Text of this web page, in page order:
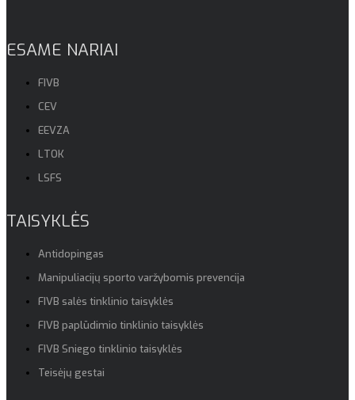
ESAME NARIAI
FIVB
CEV
EEVZA
LTOK
LSFS
TAISYKLĖS
Antidopingas
Manipuliacijų sporto varžybomis prevencija
FIVB salės tinklinio taisyklės
FIVB paplūdimio tinklinio taisyklės
FIVB Sniego tinklinio taisyklės
Teisėjų gestai